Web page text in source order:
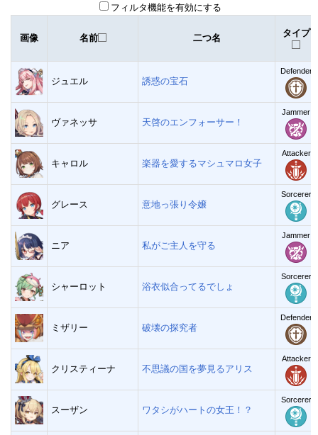
フィルタ機能を有効にする
画像 名前 二つ名 タイプ
ジュエル 誘惑の宝石
Defender
ヴァネッサ 天啓のエンフォーサー！
Jammer
キャロル 楽器を愛するマシュマロ女子
Attacker
グレース 意地っ張り令嬢
Sorcerer
ニア 私がご主人を守る
Jammer
シャーロット 浴衣似合ってるでしょ
Sorcerer
ミザリー 破壊の探究者
Defender
クリスティーナ 不思議の国を夢見るアリス
Attacker
スーザン ワタシがハートの女王！？
Sorcerer